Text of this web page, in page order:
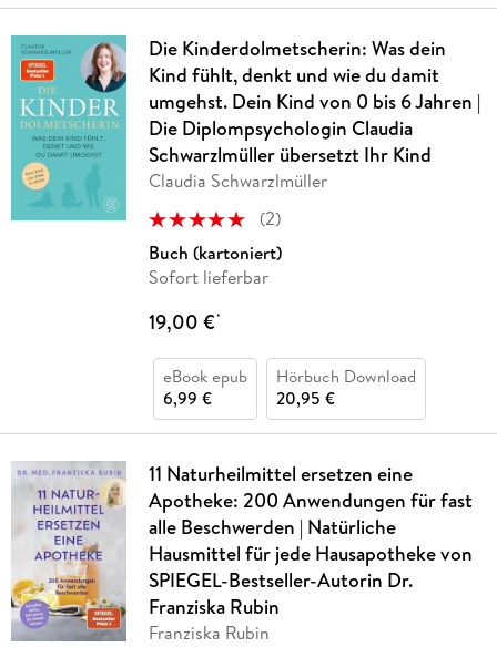
Die Kinderdolmetscherin: Was dein
Kind fühlt, denkt und wie du damit
umgehst. Dein Kind von 0 bis 6 Jahren |
Die Diplompsychologin Claudia
Schwarzlmüller übersetzt Ihr Kind
Claudia Schwarzlmüller
(2)
Buch (kartoniert)
Sofort lieferbar
19,00 €*
eBook epub
6,99 €
Hörbuch Download
20,95 €
11 Naturheilmittel ersetzen eine
Apotheke: 200 Anwendungen für fast
alle Beschwerden | Natürliche
Hausmittel für jede Hausapotheke von
SPIEGEL-Bestseller-Autorin Dr.
Franziska Rubin
Franziska Rubin